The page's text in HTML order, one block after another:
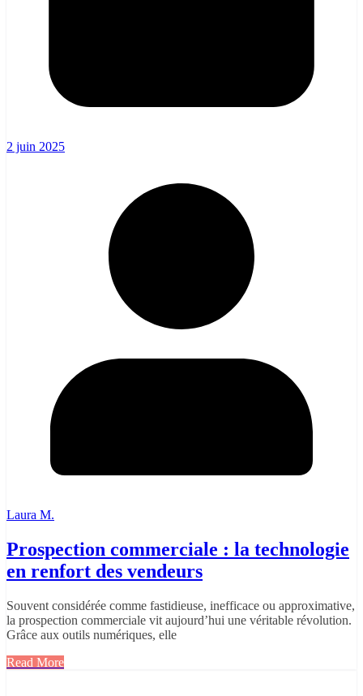
2 juin 2025
Laura M.
Prospection commerciale : la technologie
en renfort des vendeurs
Souvent considérée comme fastidieuse, inefficace ou approximative,
la prospection commerciale vit aujourd’hui une véritable révolution.
Grâce aux outils numériques, elle
Read More